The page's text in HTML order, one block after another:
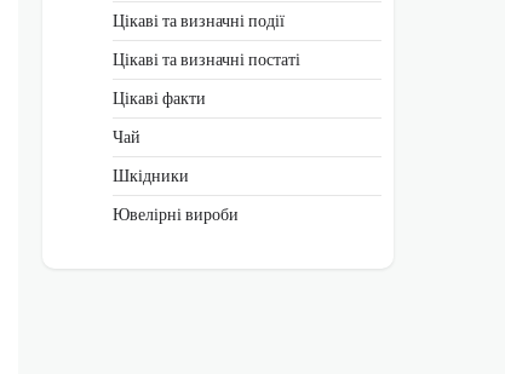
Цікаві та визначні події
Цікаві та визначні постаті
Цікаві факти
Чай
Шкідники
Ювелірні вироби